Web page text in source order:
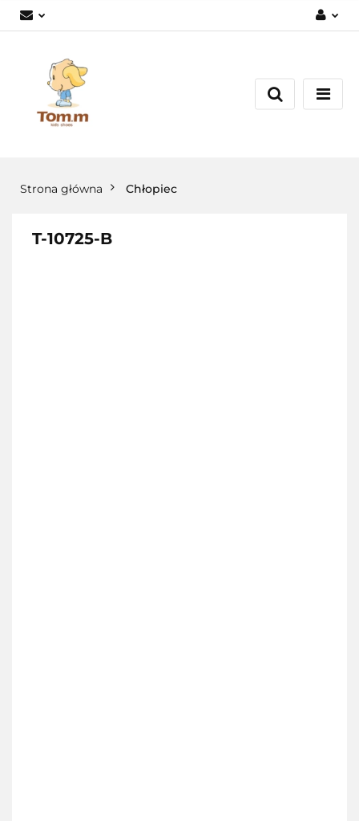
Załóż konto
Dodaj zgłoszenie
Strona główna Chłopiec
T-10725-B